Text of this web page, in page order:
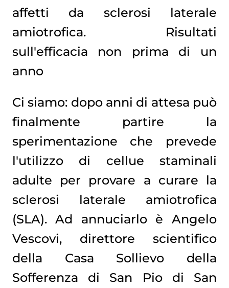
affetti da sclerosi laterale
amiotrofica. Risultati
sull'efficacia non prima di un
anno
Ci siamo: dopo anni di attesa può
finalmente partire la
sperimentazione che prevede
l'utilizzo di cellue staminali
adulte per provare a curare la
sclerosi laterale amiotrofica
(SLA). Ad annuciarlo è Angelo
Vescovi, direttore scientifico
della Casa Sollievo della
Sofferenza di San Pio di San